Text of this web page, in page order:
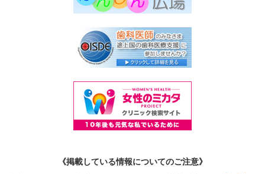
《掲載している情報についてのご注意》